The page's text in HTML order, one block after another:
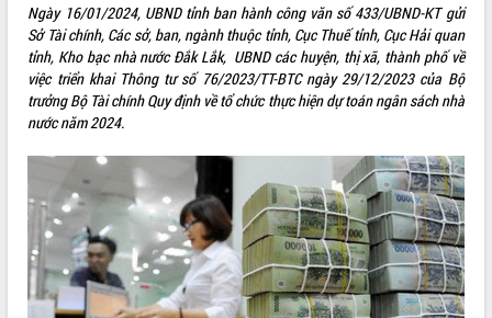
SỞ, BAN, NGÀNH
UBND CÁC XÃ, PHƯỜNG
THÔNG TIN CHỈ ĐẠO ĐIỀU HÀNH
HỆ THỐNG VĂN BẢN
VĂN BẢN HĐND TỈNH
ĐIỂM TIN VĂN BẢN
QUY HOẠCH - KẾ HOẠCH
Ngày 16/01/2024, UBND tỉnh ban hành công văn số 433/UBND-KT gửi
Sở Tài chính, Các sở, ban, ngành thuộc tỉnh, Cục Thuế tỉnh, Cục Hải quan
tỉnh, Kho bạc nhà nước Đắk Lắk, UBND các huyện, thị xã, thành phố về
việc triển khai Thông tư số 76/2023/TT-BTC ngày 29/12/2023 của Bộ
trưởng Bộ Tài chính Quy định về tổ chức thực hiện dự toán ngân sách nhà
nước năm 2024.